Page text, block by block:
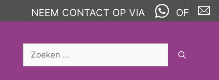
NEEM CONTACT OP VIA OF
Zoek